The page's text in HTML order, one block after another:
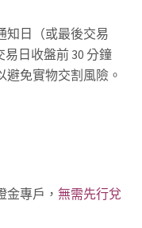
知日（或最後交易
日收盤前 30 分鐘
免實物交割風險。
金專戶，無需先行兌